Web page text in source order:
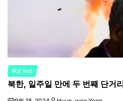
POSTED
IN
주요 뉴스
북한, 일주일 만에 두 번째 단거